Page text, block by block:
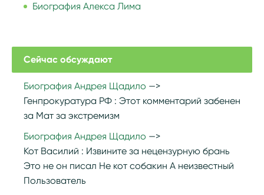
Биография Алекса Лима
Сейчас обсуждают
Биография Андрея Щадило
Генпрокуратура РФ : Этот комментарий забенен
за Мат за экстремизм
Биография Андрея Щадило
Кот Василий : Извините за нецензурную брань
Это не он писал Не кот собакин А неизвестный
Пользователь